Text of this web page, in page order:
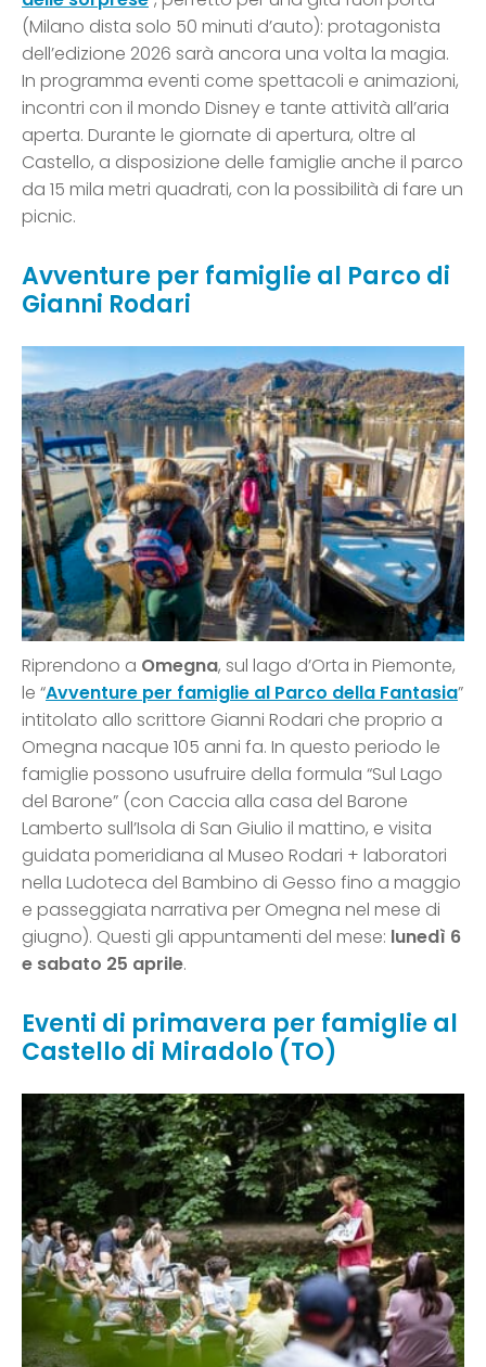
(Milano dista solo 50 minuti d’auto): protagonista
dell’edizione 2026 sarà ancora una volta la magia.
In programma eventi come spettacoli e animazioni,
incontri con il mondo Disney e tante attività all’aria
aperta. Durante le giornate di apertura, oltre al
Castello, a disposizione delle famiglie anche il parco
da 15 mila metri quadrati, con la possibilità di fare un
picnic.
Avventure per famiglie al Parco di
Gianni Rodari
Riprendono a Omegna, sul lago d’Orta in Piemonte,
le “Avventure per famiglie al Parco della Fantasia”
intitolato allo scrittore Gianni Rodari che proprio a
Omegna nacque 105 anni fa. In questo periodo le
famiglie possono usufruire della formula “Sul Lago
del Barone” (con Caccia alla casa del Barone
Lamberto sull’Isola di San Giulio il mattino, e visita
guidata pomeridiana al Museo Rodari + laboratori
nella Ludoteca del Bambino di Gesso fino a maggio
e passeggiata narrativa per Omegna nel mese di
giugno). Questi gli appuntamenti del mese: lunedì 6
e sabato 25 aprile.
Eventi di primavera per famiglie al
Castello di Miradolo (TO)